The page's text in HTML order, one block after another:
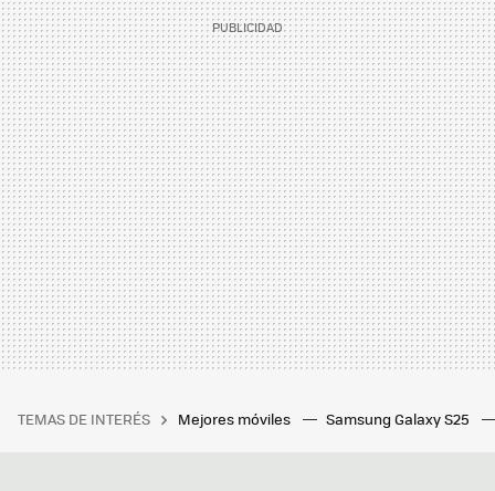
TEMAS DE INTERÉS Mejores móviles Samsung Galaxy S25